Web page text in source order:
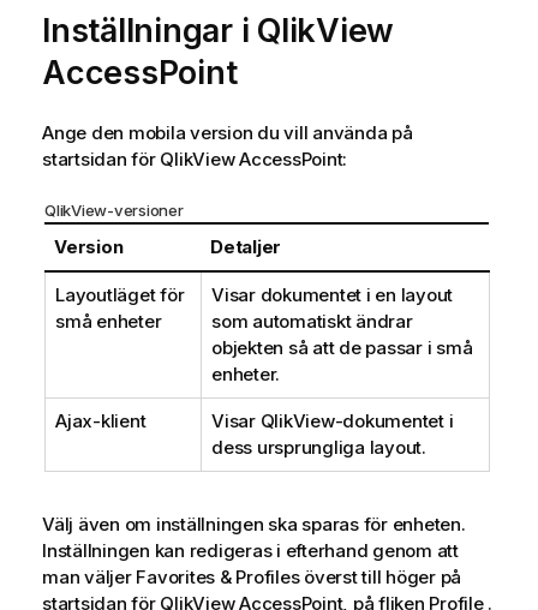
Inställningar i QlikView
AccessPoint
Ange den mobila version du vill använda på
startsidan för QlikView AccessPoint:
QlikView-versioner
Version Detaljer
Layoutläget för
små enheter
Visar dokumentet i en layout
som automatiskt ändrar
objekten så att de passar i små
enheter.
Ajax-klient
Visar QlikView-dokumentet i
dess ursprungliga layout.
Välj även om inställningen ska sparas för enheten.
Inställningen kan redigeras i efterhand genom att
man väljer Favorites & Profilesöverst till höger på
startsidan för QlikView AccessPoint, på fliken Profile .